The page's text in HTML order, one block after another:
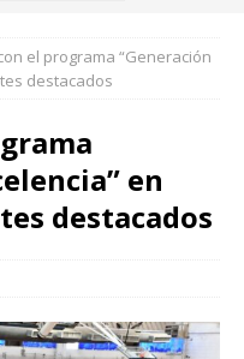
el programa “Generación
destacados
en
destacados